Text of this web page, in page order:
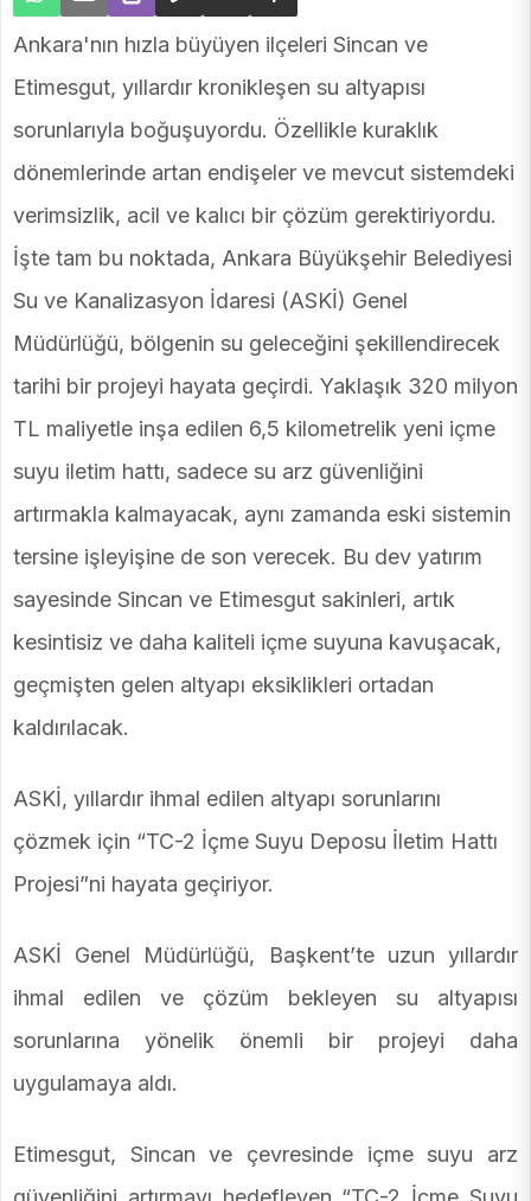
Ankara'nın hızla büyüyen ilçeleri Sincan ve
Etimesgut, yıllardır kronikleşen su altyapısı
sorunlarıyla boğuşuyordu. Özellikle kuraklık
dönemlerinde artan endişeler ve mevcut sistemdeki
verimsizlik, acil ve kalıcı bir çözüm gerektiriyordu.
İşte tam bu noktada, Ankara Büyükşehir Belediyesi
Su ve Kanalizasyon İdaresi (ASKİ) Genel
Müdürlüğü, bölgenin su geleceğini şekillendirecek
tarihi bir projeyi hayata geçirdi. Yaklaşık 320 milyon
TL maliyetle inşa edilen 6,5 kilometrelik yeni içme
suyu iletim hattı, sadece su arz güvenliğini
artırmakla kalmayacak, aynı zamanda eski sistemin
tersine işleyişine de son verecek. Bu dev yatırım
sayesinde Sincan ve Etimesgut sakinleri, artık
kesintisiz ve daha kaliteli içme suyuna kavuşacak,
geçmişten gelen altyapı eksiklikleri ortadan
kaldırılacak.
ASKİ, yıllardır ihmal edilen altyapı sorunlarını
çözmek için “TC-2 İçme Suyu Deposu İletim Hattı
Projesi”ni hayata geçiriyor.
ASKİ Genel Müdürlüğü, Başkent’te uzun yıllardır
ihmal edilen ve çözüm bekleyen su altyapısı
sorunlarına yönelik önemli bir projeyi daha
uygulamaya aldı.
Etimesgut, Sincan ve çevresinde içme suyu arz